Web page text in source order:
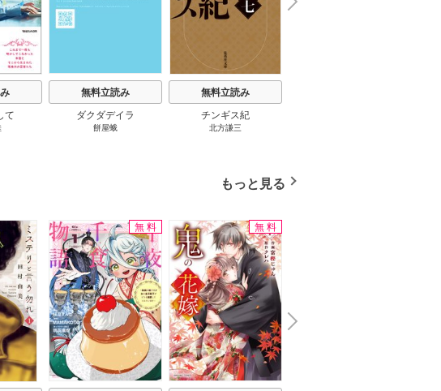
て
無料立読み
ダクダデイラ
餅屋蛾
無料立読み
チンギス紀
北方謙三
N
x
もっと見る
無料 無料
N
e
x
t